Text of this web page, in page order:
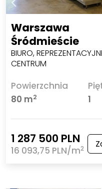
Warszawa
Śródmieście
BIURO,
CENTRUM
Powierzchnia
80 m2
1
1 287 500 PLN
16 093,75 PLN/m2